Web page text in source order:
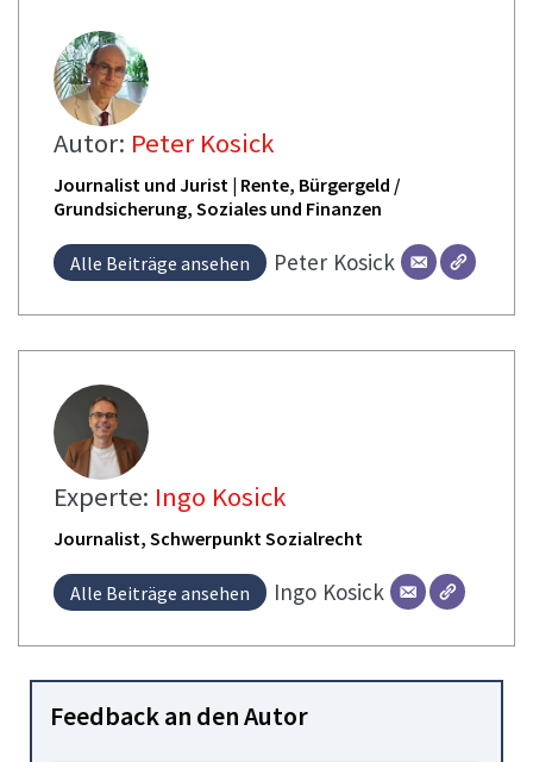
Autor: Peter Kosick
Journalist und Jurist | Rente, Bürgergeld /
Grundsicherung, Soziales und Finanzen
Alle Beiträge ansehen Peter Kosick
Experte: Ingo Kosick
Journalist, Schwerpunkt Sozialrecht
Alle Beiträge ansehen Ingo Kosick
Feedback an den Autor